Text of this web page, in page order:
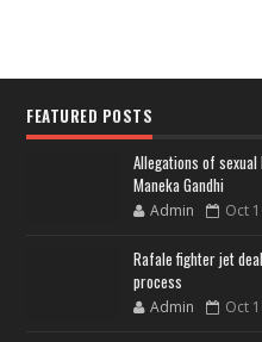
FEATURED POSTS
Allegations of
Maneka Gandhi
Admin Oct
Rafale fighter jet
process
Admin Oct